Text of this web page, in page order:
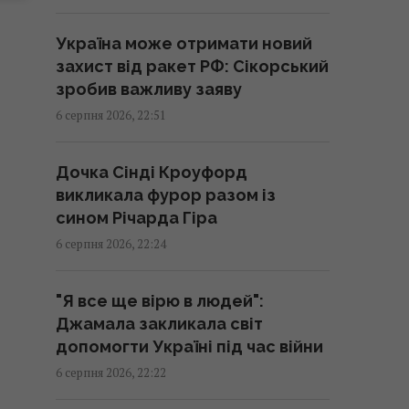
21:57 четвер, 06 серпня 2026
Анчоуси чи сардини: яка риба
В Україну може потрапити
антидронова ракета CM-70 з
Чим Україна може знищувати
"Іскандери": експерти назвали
Україна може отримати новий
захист від ракет РФ: Сікорський
зробив важливу заяву
6 серпня 2026, 22:51
Дочка Сінді Кроуфорд
викликала фурор разом із
сином Річарда Гіра
6 серпня 2026, 22:24
"Я все ще вірю в людей":
Джамала закликала світ
допомогти Україні під час війни
6 серпня 2026, 22:22